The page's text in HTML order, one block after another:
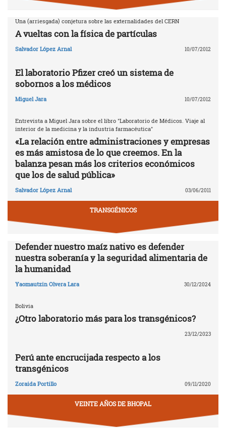
Una (arriesgada) conjetura sobre las externalidades del CERN
A vueltas con la física de partículas
Salvador López Arnal 10/07/2012
El laboratorio Pfizer creó un sistema de
sobornos a los médicos
Miguel Jara 10/07/2012
Entrevista a Miguel Jara sobre el libro "Laboratorio de Médicos. Viaje al
interior de la medicina y la industria farmacéutica"
«La relación entre administraciones y empresas
es más amistosa de lo que creemos. En la
balanza pesan más los criterios económicos
que los de salud pública»
Salvador López Arnal 03/06/2011
TRANSGÉNICOS
Defender nuestro maíz nativo es defender
nuestra soberanía y la seguridad alimentaria de
la humanidad
Yaomautzin Olvera Lara 30/12/2024
Bolivia
¿Otro laboratorio más para los transgénicos?
23/12/2023
Perú ante encrucijada respecto a los
transgénicos
Zoraida Portillo 09/11/2020
VEINTE AÑOS DE BHOPAL